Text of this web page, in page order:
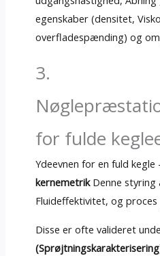
egenskaber (densitet,
overfladespænding) og
3.
for fulde
Ydeevnen for en fuld
kernemetrikDenne styring
Fluideffektivitet, og proces
Disse er ofte valideret